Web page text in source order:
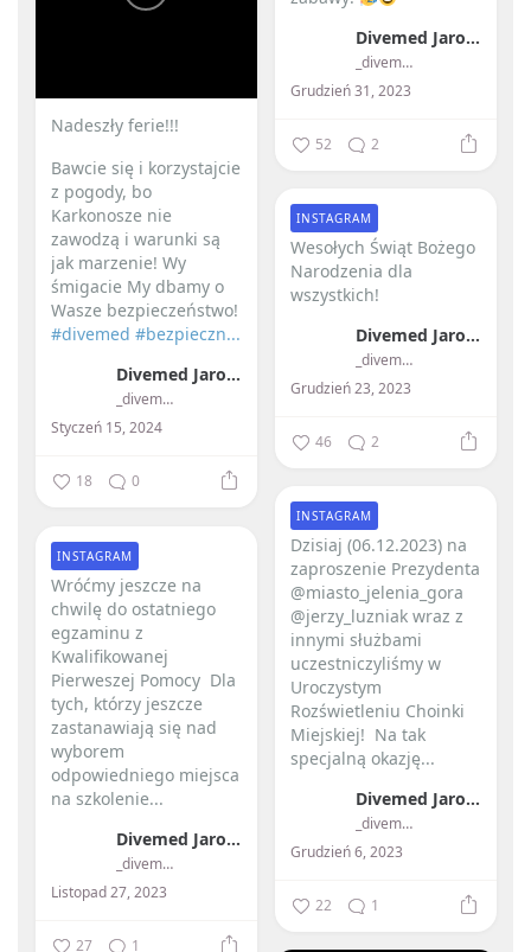
Nadeszły ferie!!! ️
Bawcie się i korzystajcie
z pogody, bo
Karkonosze nie
zawodzą i warunki są
jak marzenie!Wy
śmigacie My dbamy o
Wasze bezpieczeństwo!
#divemed #bezpieczn...
Divemed Jarosław Przybylski
_divemed_
Styczeń 15, 2024
18 0
Divemed Jarosław Przybylski
_divemed_
Grudzień 31, 2023
52 2
Wesołych Świąt Bożego
Narodzenia dla
wszystkich! ️
Divemed Jarosław Przybylski
_divemed_
Grudzień 23, 2023
INSTAGRAM
46 2
Dzisiaj (06.12.2023) na
zaproszenie Prezydenta
@miasto_jelenia_gora
@jerzy_luzniak wraz z
innymi służbami
uczestniczyliśmy w
Uroczystym
Rozświetleniu Choinki
Miejskiej! ️ Na tak
specjalną okazję...
Divemed Jarosław Przybylski
_divemed_
Grudzień 6, 2023
INSTAGRAM
22 1
Wróćmy jeszcze na
chwilę do ostatniego
egzaminu z
Kwalifikowanej
Pierweszej Pomocy ️ Dla
tych, którzy jeszcze
zastanawiają się nad
wyborem
odpowiedniego miejsca
na szkolenie...
Divemed Jarosław Przybylski
_divemed_
Listopad 27, 2023
INSTAGRAM
27 1